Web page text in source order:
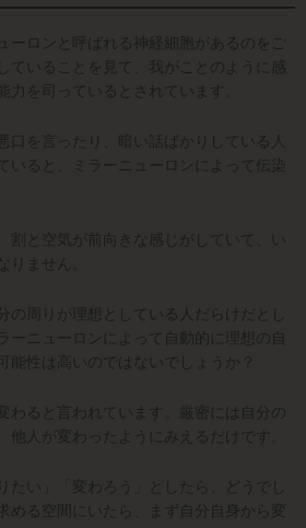
ーロンと呼ばれる神経細胞があるのをご
ていることを見て、我がことのように感
力を司っているとされています。
口を言ったり、暗い話ばかりしている人
いると、ミラーニューロンによって伝染
割と空気が前向きな感じがしていて、い
りません。
の周りが理想としている人だらけだとし
ーニューロンによって自動的に理想の自
可能性は高いのではないでしょうか？
わると言われています。厳密には自分の
他人が変わったようにみえるだけです。
たい」「変わろう」としたら、どうでし
める空間にいたら、まず自分自身から変